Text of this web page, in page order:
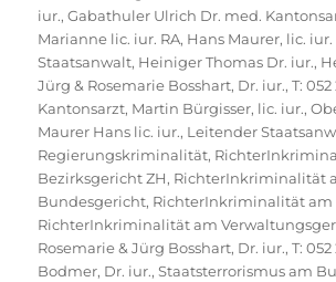
iur.,Gabathuler Ulrich Dr. med.
Marianne lic. iur. RA, Hans Maurer, lic.
Staatsanwalt, Heiniger Thomas Dr. iur.,
Jürg & Rosemarie Bosshart, Dr. iur., T: 052
Kantonsarzt, Martin Bürgisser, lic. iur.,
Maurer Hans lic. iur., Leitender
Regierungskriminalität,
Bezirksgericht ZH, RichterInkriminalität
Bundesgericht, RichterInkriminalität am
RichterInkriminalität am
Rosemarie & Jürg Bosshart, Dr. iur., T: 052
Bodmer, Dr. iur.,Staatsterrorismus am